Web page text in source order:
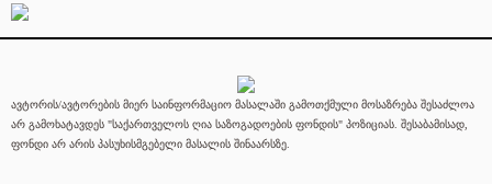
ავტორის/ავტორების მიერ საინფორმაციო მასალაში გამოთქმული მოსაზრება შესაძლოა
არ გამოხატავდეს "საქართველოს ღია საზოგადოების ფონდის" პოზიციას. შესაბამისად,
ფონდი არ არის პასუხისმგებელი მასალის შინაარსზე.